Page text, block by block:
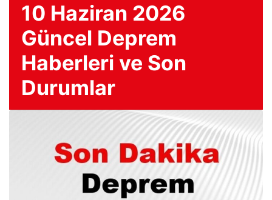
10 Haziran 2026
Güncel Deprem
Haberleri ve Son
Durumlar